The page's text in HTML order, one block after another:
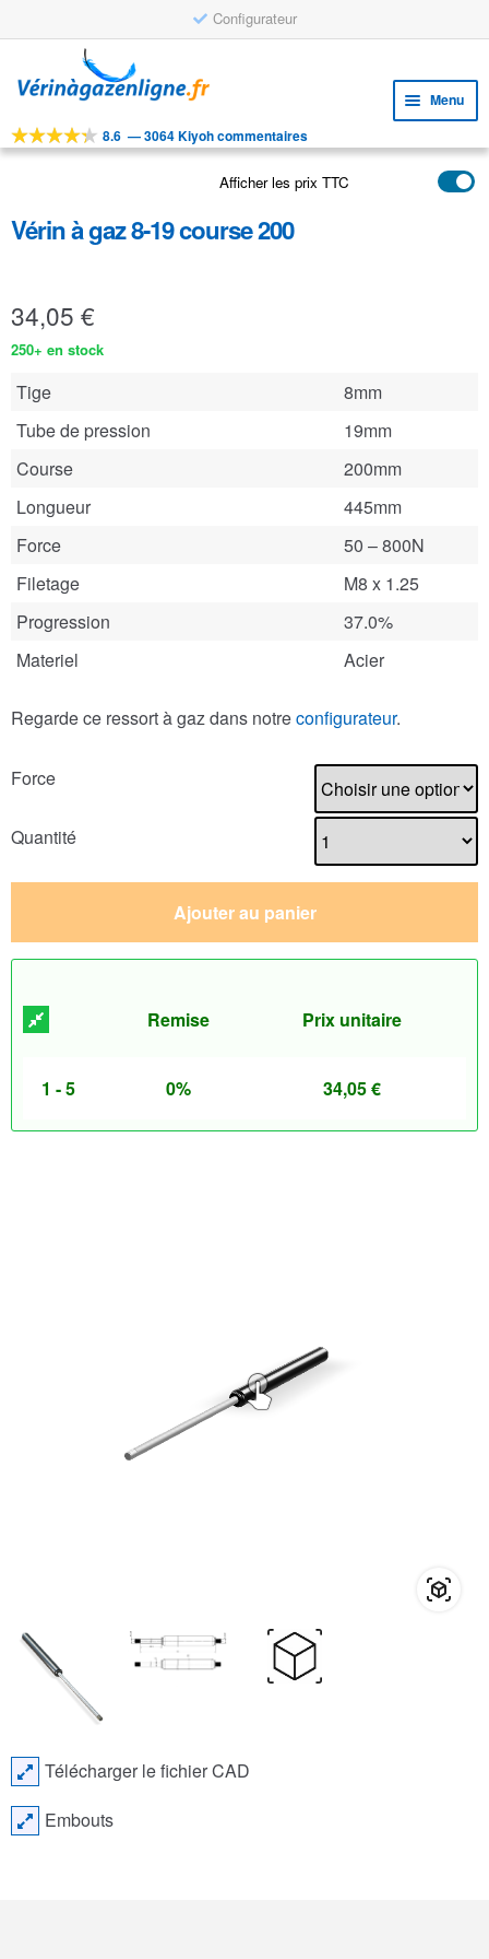
Configurateur
à
navigation
au
Menu
OUTILS
le
menu
APPLICATIONS
FAQ
8.6 —3064 Kiyoh commentaires
Afficher les prix TTC
Vérin à gaz 8-19 course 200
34,05 €
250+ en stock
Tige
8mm
Tube de pression
19mm
Course
200mm
Longueur
445mm
Force
50 – 800N
Filetage
M8 x 1.25
Progression
37.0%
Materiel
Acier
Regarde ce ressort à gaz dans notreconfigurateur.
Force
Quantité
Ajouter au panier
Remise Prix unitaire
1 - 5 0% 34,05€
Télécharger le fichier CAD
Embouts